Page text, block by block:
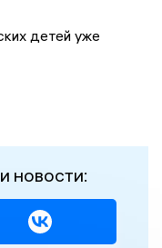
детей уже
новости: